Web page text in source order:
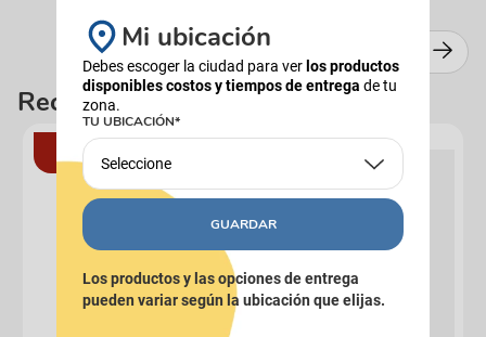
Recomendados
12%
Mi ubicación
Debes escoger la ciudad para ver los productos
disponibles costos y tiempos de entrega de tu
zona.
TU UBICACIÓN*
Seleccione
GUARDAR
Los productos y las opciones de entrega
pueden variar según la ubicación que elijas.